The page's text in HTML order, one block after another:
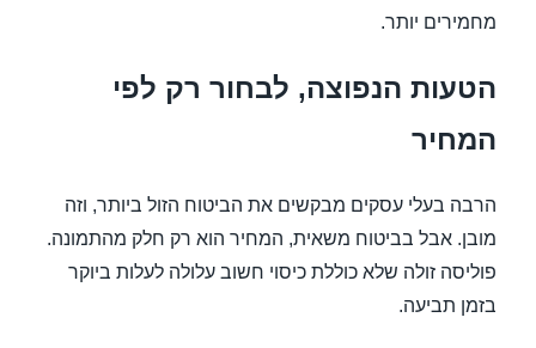
מחמירים יותר.
הטעות הנפוצה, לבחור רק לפי
המחיר
הרבה בעלי עסקים מבקשים את הביטוח הזול ביותר, וזה
מובן. אבל בביטוח משאית, המחיר הוא רק חלק מהתמונה.
פוליסה זולה שלא כוללת כיסוי חשוב עלולה לעלות ביוקר
בזמן תביעה.